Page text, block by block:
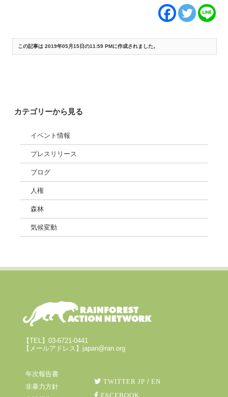
この記事は 2019年05月15日の11:59 PMに作成されました。
カテゴリーから見る
イベント情報
プレスリリース
ブログ
人権
森林
気候変動
【TEL】03-6721-0441
【メールアドレス】japan@ran.org
年次報告書
非暴力方針
TWITTER JP / EN
FACEBOOK